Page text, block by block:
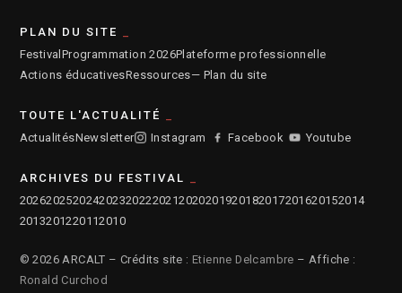
PLAN DU SITE
Festival Programmation 2026Plateforme professionnelle
Actions éducativesRessources— Plan du site
TOUTE L'ACTUALITÉ
ActualitésNewsletter Instagram Facebook Youtube
ARCHIVES DU FESTIVAL
2026202520242023202220212020201920182017201620152014
2013201220112010
© 2026 ARCALT – Crédits site : Etienne Delcambre – Affiche :
Ronald Curchod